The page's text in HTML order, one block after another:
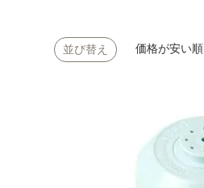
並び替え 価格が安い順